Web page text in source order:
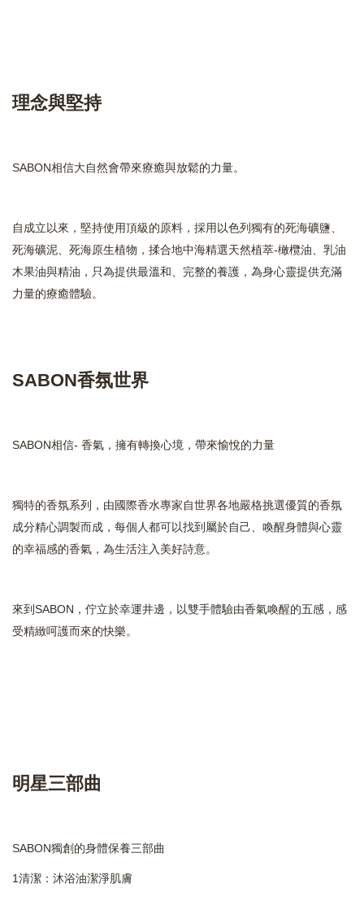
理念與堅持
SABON相信大自然會帶來療癒與放鬆的力量。
自成立以來，堅持使用頂級的原料，採用以色列獨有的死海礦鹽、
死海礦泥、死海原生植物，揉合地中海精選天然植萃-橄欖油、乳油
木果油與精油，只為提供最溫和、完整的養護，為身心靈提供充滿
力量的療癒體驗。
SABON香氛世界
SABON相信- 香氣，擁有轉換心境，帶來愉悅的力量
獨特的香氛系列，由國際香水專家自世界各地嚴格挑選優質的香氛
成分精心調製而成，每個人都可以找到屬於自己、喚醒身體與心靈
的幸福感的香氣，為生活注入美好詩意。
來到SABON，佇立於幸運井邊，以雙手體驗由香氣喚醒的五感，感
受精緻呵護而來的快樂。
明星三部曲
SABON獨創的身體保養三部曲
1清潔：沐浴油潔淨肌膚